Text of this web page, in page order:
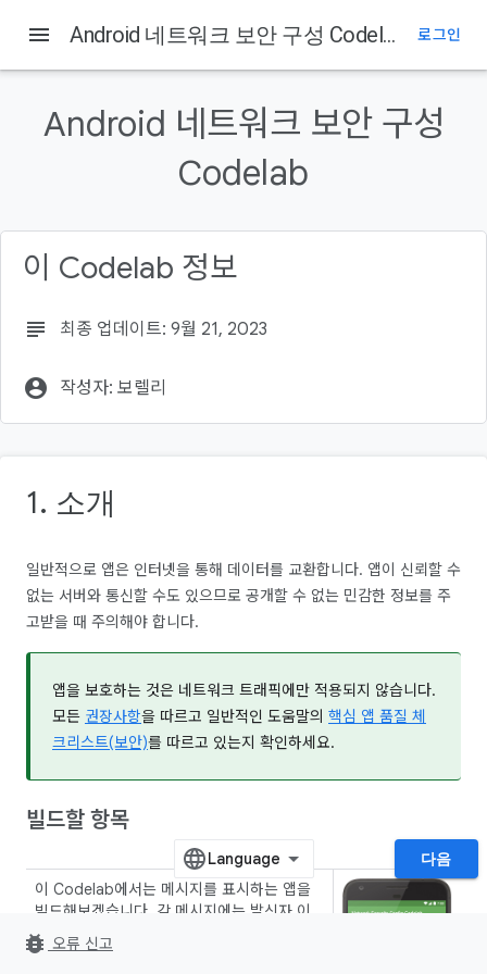
소개
빌드할 항목
menu Android 네트워크 보안 구성 Codelab 로그인
Android 네트워크 보안 구성
Codelab
이 Codelab 정보
subject 최종 업데이트: 9월 21, 2023
account_circle 작성자: 보렐리
1. 소개
일반적으로 앱은 인터넷을 통해 데이터를 교환합니다. 앱이 신뢰할 수
없는 서버와 통신할 수도 있으므로 공개할 수 없는 민감한 정보를 주
고받을 때 주의해야 합니다.
앱을 보호하는 것은 네트워크 트래픽에만 적용되지 않습니다.
모든 권장사항을 따르고 일반적인 도움말의 핵심 앱 품질 체
크리스트(보안)를 따르고 있는지 확인하세요.
빌드할 항목
이 Codelab에서는 메시지를 표시하는 앱을
빌드해보겠습니다. 각 메시지에는 발신자 이
름, 문자 메시지, '프로필 사진'의 URL이 포함
됩니다. 앱은 다음과 같은 방법으로 메시지를
다음
bug_report 오류 신고